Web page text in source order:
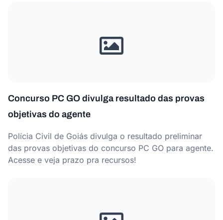
Concurso PC GO divulga resultado das provas
objetivas do agente
Polícia Civil de Goiás divulga o resultado preliminar
das provas objetivas do concurso PC GO para agente.
Acesse e veja prazo pra recursos!